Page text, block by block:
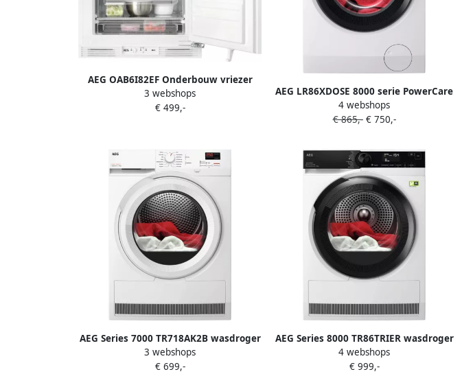
AEG OAB6I82EF Onderbouw vriezer
deur-op-deur Energielabel E
3 webshops
€ 499,-
AEG LR86XDOSE 8000 serie PowerCare
UniversalDose Wasmachine 50%
zuiniger dan Energielabel A 1400
4 webshops
€ 865,-€ 750,-
AEG Series 7000 TR718AK2B wasdroger
Vrijstaand Voorlader 8 kg Wit
3 webshops
€ 699,-
AEG Series 8000 TR86TRIER wasdroger
Vrijstaand Voorlader 8 kg Wit
4 webshops
€ 999,-